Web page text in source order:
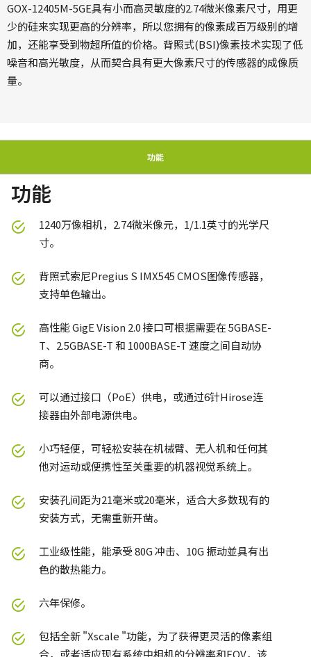
GOX-12405M-5GE具有小而高灵敏度的2.74微米像素尺寸，用更
少的硅来实现更高的分辨率，所以您拥有的像素成百万级别的增
加，还能享受到物超所值的价格。背照式(BSI)像素技术实现了低
噪音和高光敏度，从而契合具有更大像素尺寸的传感器的成像质
量。
功能
功能
1240万像相机，2.74微米像元，1/1.1英寸的光学尺
寸。
背照式索尼Pregius S IMX545 CMOS图像传感器，
支持单色输出。
高性能 GigE Vision 2.0 接口可根据需要在 5GBASE-
T、2.5GBASE-T 和 1000BASE-T 速度之间自动协
商。
可以通过接口（PoE）供电，或通过6针Hirose连
接器由外部电源供电。
小巧轻便，可轻松安装在机械臂、无人机和任何其
他对运动或便携性至关重要的机器视觉系统上。
安装孔间距为21毫米或20毫米，适合大多数现有的
安装方式，无需重新开凿。
工业级性能，能承受 80G 冲击、10G 振动並具有出
色的散热能力。
六年保修。
包括全新 "Xscale "功能，为了获得更灵活的像素组
合，或者适应现有系统中相机的分辨率和FOV，该